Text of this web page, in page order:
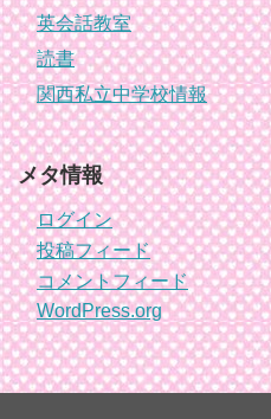
英会話教室
読書
関西私立中学校情報
メタ情報
ログイン
投稿フィード
コメントフィード
WordPress.org